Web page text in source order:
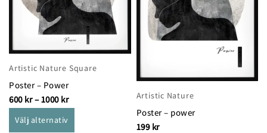
Artistic Nature Square
Poster – Power
600 kr – 1000 kr
Välj alternativ
varianter.
De
olika
alternativen
kan
Artistic Nature
Poster – power
199 kr